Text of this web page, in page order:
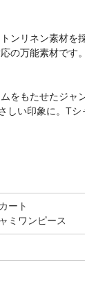
ンリネン素材を
の万能素材です
をもたせたジャ
しい印象に。T
ート
ミワンピース